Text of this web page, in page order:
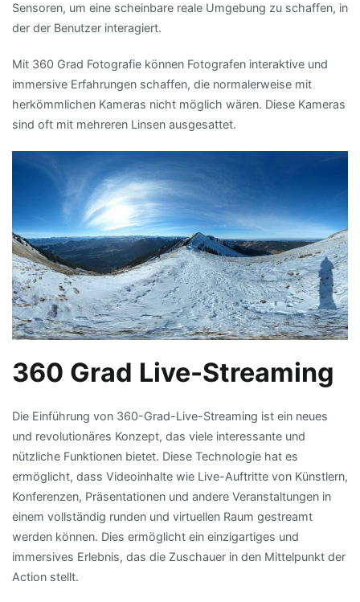
Sensoren, um eine scheinbare reale Umgebung zu schaffen, in
der der Benutzer interagiert.
Mit 360 Grad Fotografie können Fotografen interaktive und
immersive Erfahrungen schaffen, die normalerweise mit
herkömmlichen Kameras nicht möglich wären. Diese Kameras
sind oft mit mehreren Linsen ausgesattet.
360 Grad Live-Streaming
Die Einführung von 360-Grad-Live-Streaming ist ein neues
und revolutionäres Konzept, das viele interessante und
nützliche Funktionen bietet. Diese Technologie hat es
ermöglicht, dass Videoinhalte wie Live-Auftritte von Künstlern,
Konferenzen, Präsentationen und andere Veranstaltungen in
einem vollständig runden und virtuellen Raum gestreamt
werden können. Dies ermöglicht ein einzigartiges und
immersives Erlebnis, das die Zuschauer in den Mittelpunkt der
Action stellt.